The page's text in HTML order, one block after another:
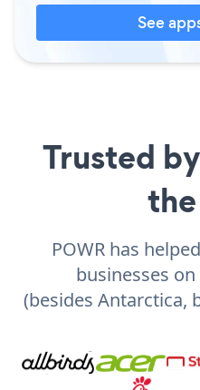
See
Trusted
POWR has
businesses
(besides Antarctica,